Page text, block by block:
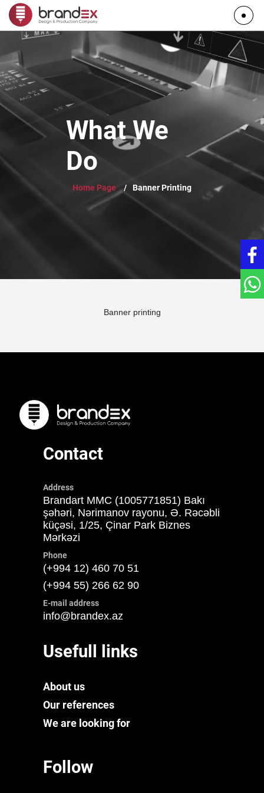
What We
Do
Home Page / Banner Printing
Banner printing
Contact
Address
Brandart MMC (1005771851) Bakı
şəhəri, Nərimanov rayonu, Ə. Rəcəbli
küçəsi, 1/25, Çinar Park Biznes
Mərkəzi
Phone
(+994 12) 460 70 51
(+994 55) 266 62 90
E-mail address
info@brandex.az
Usefull links
About us
Our references
We are looking for
Follow